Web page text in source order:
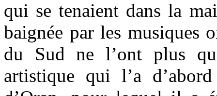
qui se tenaient dans la
baignée par les musiques
du Sud ne l’ont plus
artistique qui l’a